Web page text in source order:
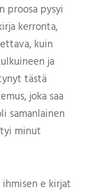
proosa pysyi
kerronta,
kuin
ja
tästä
joka saa
samanlainen
minut
e kirjat​